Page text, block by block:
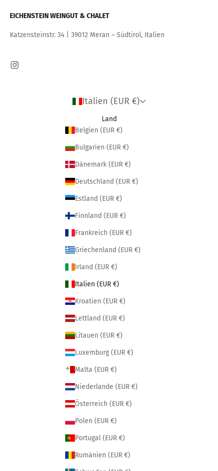
EICHENSTEIN WEINGUT & CHALET
Katzensteinstr. 34 | 39012 Meran – Südtirol, Italien
Italien (EUR €)
Land
Belgien (EUR €)
Bulgarien (EUR €)
Dänemark (EUR €)
Deutschland (EUR €)
Estland (EUR €)
Finnland (EUR €)
Frankreich (EUR €)
Griechenland (EUR €)
Irland (EUR €)
Italien (EUR €)
Kroatien (EUR €)
Lettland (EUR €)
Litauen (EUR €)
Luxemburg (EUR €)
Malta (EUR €)
Niederlande (EUR €)
Österreich (EUR €)
Polen (EUR €)
Portugal (EUR €)
Rumänien (EUR €)